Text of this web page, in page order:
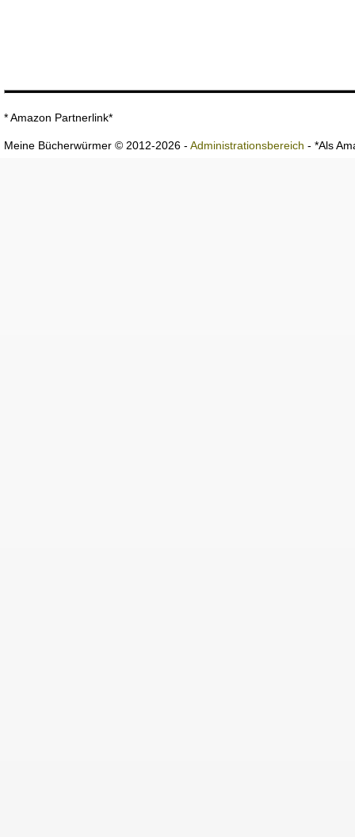
* Amazon Partnerlink*
Meine Bücherwürmer © 2012-2026 - Administrationsbereich - *Als